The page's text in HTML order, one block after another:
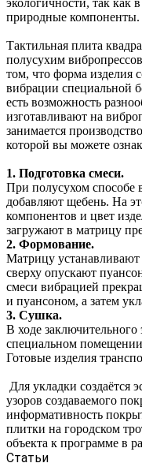
природные компоненты.
Тактильная плита
полусухим
том, что форма изделия
вибрации специальной
есть возможность
изготавливают на
занимается
которой вы можете
1. Подготовка смеси.
При полусухом способе
добавляют щебень. На
компонентов и цвет
загружают в матрицу
2. Формование.
Матрицу
сверху опускают
смеси вибрацией
и пуансоном, а затем
3. Сушка.
В ходе заключительного
специальном
Готовые изделия
Для укладки создаётся
узоров создаваемого
информативность
плитки на городском
объекта к программе в
Статьи